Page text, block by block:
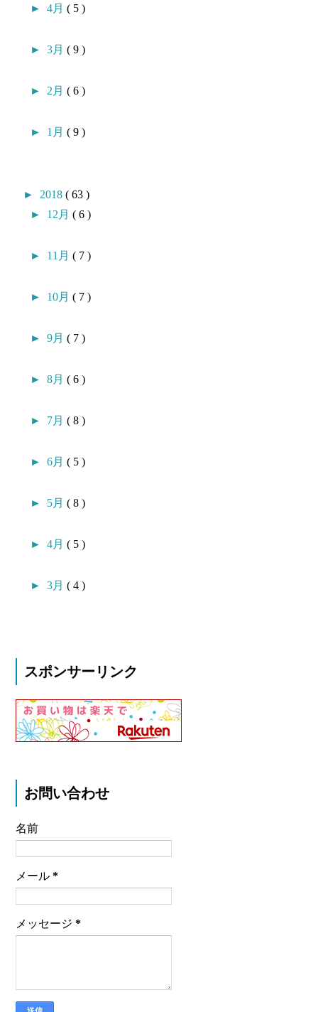
►4月( 5 )
►3月( 9 )
► 2月( 6 )
► 1月( 9 )
► 2018( 63 )
► 12月( 6 )
► 11月( 7 )
► 10月( 7 )
►9月( 7 )
►8月( 6 )
► 7月( 8 )
►6月( 5 )
► 5月( 8 )
►4月( 5 )
►3月( 4 )
スポンサーリンク
お問い合わせ
名前
メール*
メッセージ*